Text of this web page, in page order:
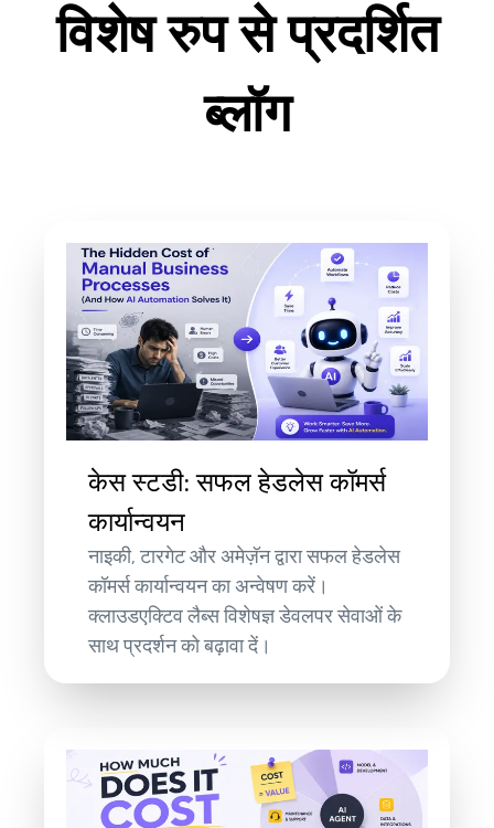
विशेष रुप से प्रदर्शित
ब्लॉग
केस स्टडी: सफल हेडलेस कॉमर्स
कार्यान्वयन
नाइकी, टारगेट और अमेज़ॅन द्वारा सफल हेडलेस
कॉमर्स कार्यान्वयन का अन्वेषण करें।
क्लाउडएक्टिव लैब्स विशेषज्ञ डेवलपर सेवाओं के
साथ प्रदर्शन को बढ़ावा दें।